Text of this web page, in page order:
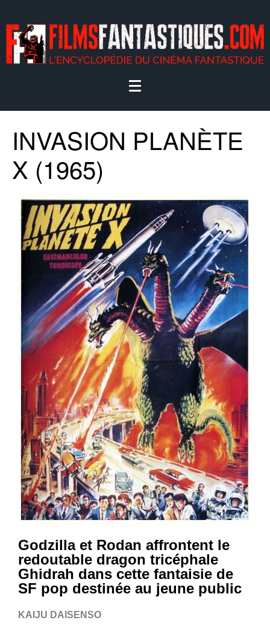
INVASION PLANÈTE
X (1965)
Godzilla et Rodan affrontent le
redoutable dragon tricéphale
Ghidrah dans cette fantaisie de
SF pop destinée au jeune public
KAIJU DAISENSO